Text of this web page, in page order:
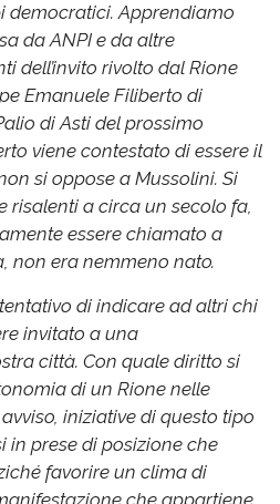
democratici.Apprendiamo
da ANPI e da altre
dell’invito rivolto dal Rione
Emanuele Filiberto di
di Asti del prossimo
viene contestato di essere il
si oppose a Mussolini. Si
risalenti a circa un secolo fa,
essere chiamato a
non era nemmeno nato.
di indicare ad altri chi
invitato a una
città. Con quale diritto si
di un Rione nelle
iniziative di questo tipo
prese di posizione che
favorire un clima di